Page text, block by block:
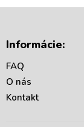
Informácie:
FAQ
O nás
Kontakt